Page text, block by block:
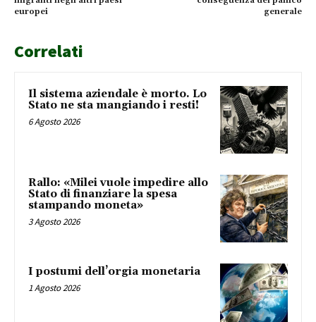
europei
generale
Correlati
Il sistema aziendale è morto. Lo
Stato ne sta mangiando i resti!
6 Agosto 2026
Rallo: «Milei vuole impedire allo
Stato di finanziare la spesa
stampando moneta»
3 Agosto 2026
I postumi dell’orgia monetaria
1 Agosto 2026